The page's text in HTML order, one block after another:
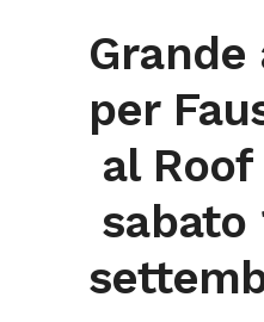
Grande
per
al
sabato